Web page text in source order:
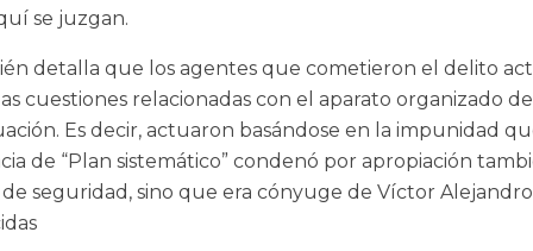
se juzgan.
detalla que los agentes que cometieron el delito
cuestiones relacionadas con el aparato organizado
Es decir, actuaron basándose en la impunidad
de “Plan sistemático” condenó por apropiación
de seguridad, sino que era cónyuge de Víctor